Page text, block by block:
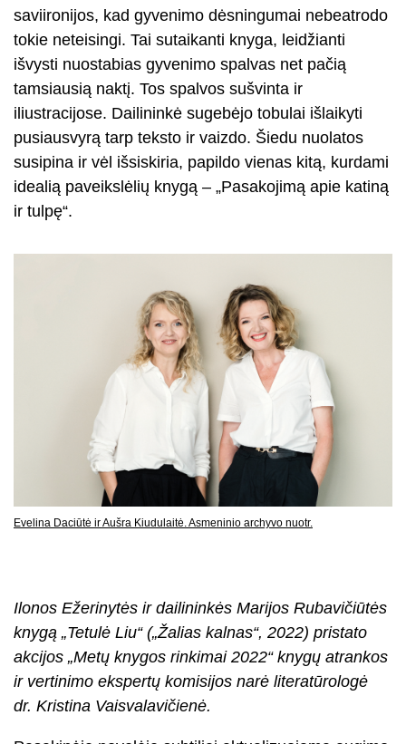
saviironijos, kad gyvenimo dėsningumai nebeatrodo
tokie neteisingi. Tai sutaikanti knyga, leidžianti
išvysti nuostabias gyvenimo spalvas net pačią
tamsiausią naktį. Tos spalvos sušvinta ir
iliustracijose. Dailininkė sugebėjo tobulai išlaikyti
pusiausvyrą tarp teksto ir vaizdo. Šiedu nuolatos
susipina ir vėl išsiskiria, papildo vienas kitą, kurdami
idealią paveikslėlių knygą – „Pasakojimą apie katiną
ir tulpę“.
Evelina Daciūtė ir Aušra Kiudulaitė. Asmeninio archyvo nuotr.
Ilonos Ežerinytės ir dailininkės Marijos Rubavičiūtės
knygą „Tetulė Liu“ („Žalias kalnas“, 2022) pristato
akcijos „Metų knygos rinkimai 2022“ knygų atrankos
ir vertinimo ekspertų komisijos narė literatūrologė
dr. Kristina Vaisvalavičienė.